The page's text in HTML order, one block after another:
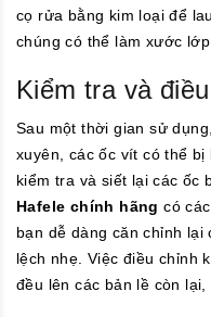
cọ rửa bằng kim loại để lau
chúng có thể làm xước
Kiểm tra và
Sau một thời gian sử
xuyên, các ốc vít có thể
kiểm tra và siết lại các ốc
Hafele chính hãng có
bạn dễ dàng căn chỉnh
lệch nhẹ. Việc điều chỉnh
đều lên các bản lề còn